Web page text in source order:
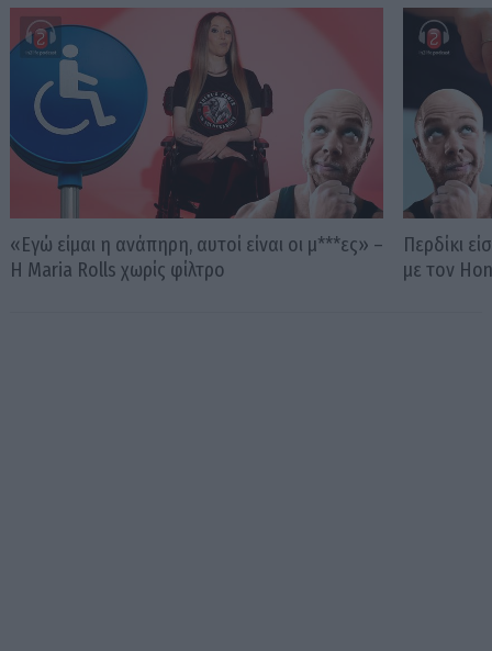
«Εγώ είμαι η ανάπηρη, αυτοί είναι οι μ***ες» –
Η Maria Rolls χωρίς φίλτρο
Περδίκι
με τον